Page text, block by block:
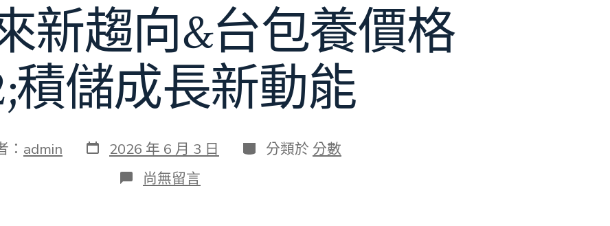
新趨向&台包養價格
積儲成長新動能
： admin 發
表
2026 年 6 月 3 日 分
類
分類於 分數
在
〈掌
尚無留言